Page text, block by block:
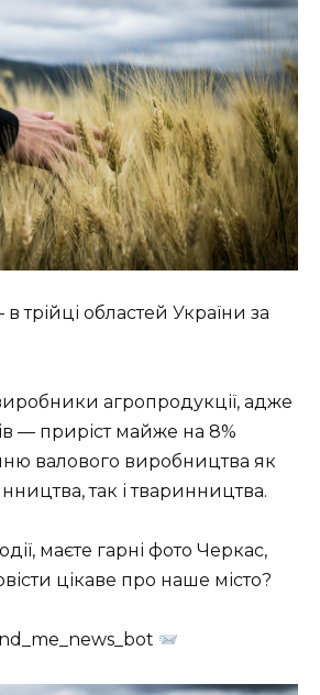
трійці областей України за
агропродукції, адже
— приріст майже на 8%
валового виробництва як
так і тваринництва.
маєте гарні фото Черкас,
цікаве про наше місто?